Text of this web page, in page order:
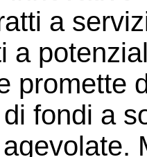
a
a
promette
fondi a